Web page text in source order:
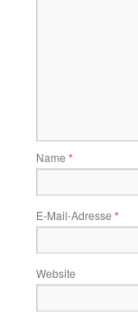
Name *
E-Mail-Adresse *
Website